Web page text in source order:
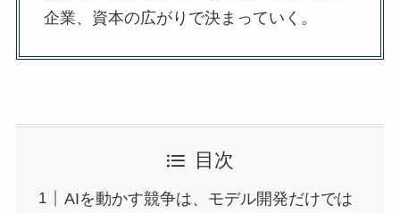
企業、資本の広がりで決まっていく。
目次
AIを動かす競争は、モデル開発だけでは